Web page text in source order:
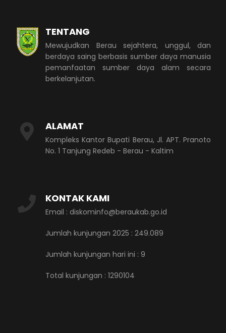
TENTANG
Mewujudkan Berau sejahtera, unggul, dan
berdaya saing berbasis sumber daya manusia
pemanfaatan sumber daya alam secara
berkelanjutan.
ALAMAT
Kompleks Kantor Bupati Berau, Jl. APT. Pranoto
No. 1 Tanjung Redeb - Berau - Kaltim
KONTAK KAMI
Email : diskominfo@beraukab.go.id
Jumlah kunjungan 2025 : 249.089
Jumlah kunjungan hari ini : 9
Total kunjungan : 1290104